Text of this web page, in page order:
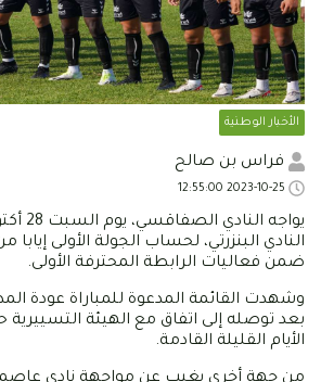
Sports 24
الأخبار الوطنية
فراس بن صالح
النادي البنزرتي، لحساب الجولة الأولى إيابا
ضمن فعاليات الرابطة المحترفة الأولى.
وشهدت القائمة المدعوة للمباراة عودة
بعد توصله إلى اتفاق مع الهيئة التسييرية
الأيام القليلة القادمة.